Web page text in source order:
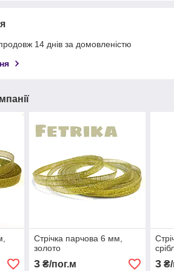
14 днів за домовленістю
Стрічка парчова 6 мм,
золото
3₴/пог.м 3 ₴/